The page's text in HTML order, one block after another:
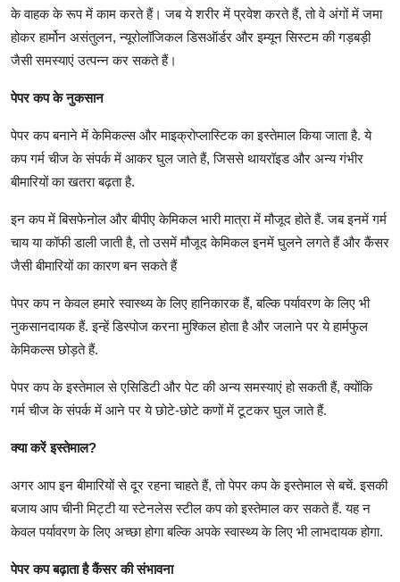
के वाहक के रूप में काम करते हैं। जब ये शरीर में प्रवेश करते हैं, तो वे अंगों में जमा
होकर हार्मोन असंतुलन, न्यूरोलॉजिकल डिसऑर्डर और इम्यून सिस्टम की गड़बड़ी
जैसी समस्याएं उत्पन्न कर सकते हैं।
पेपर कप के नुकसान
पेपर कप बनाने में केमिकल्स और माइक्रोप्लास्टिक का इस्तेमाल किया जाता है. ये
कप गर्म चीज के संपर्क में आकर घुल जाते हैं, जिससे थायरॉइड और अन्य गंभीर
बीमारियों का खतरा बढ़ता है.
इन कप में बिसफेनोल और बीपीए केमिकल भारी मात्रा में मौजूद होते हैं. जब इनमें गर्म
चाय या कॉफी डाली जाती है, तो उसमें मौजूद केमिकल इनमें घुलने लगते हैं और कैंसर
जैसी बीमारियों का कारण बन सकते हैं
पेपर कप न केवल हमारे स्वास्थ्य के लिए हानिकारक हैं, बल्कि पर्यावरण के लिए भी
नुकसानदायक हैं. इन्हें डिस्पोज करना मुश्किल होता है और जलाने पर ये हार्मफुल
केमिकल्स छोड़ते हैं.
पेपर कप के इस्तेमाल से एसिडिटी और पेट की अन्य समस्याएं हो सकती हैं, क्योंकि
गर्म चीज के संपर्क में आने पर ये छोटे-छोटे कणों में टूटकर घुल जाते हैं.
क्या करें इस्तेमाल?
अगर आप इन बीमारियों से दूर रहना चाहते हैं, तो पेपर कप के इस्तेमाल से बचें. इसकी
बजाय आप चीनी मिट्टी या स्टेनलेस स्टील कप को इस्तेमाल कर सकते हैं. यह न
केवल पर्यावरण के लिए अच्छा होगा बल्कि अपके स्वास्थ्य के लिए भी लाभदायक होगा.
पेपर कप बढ़ाता है कैंसर की संभावना